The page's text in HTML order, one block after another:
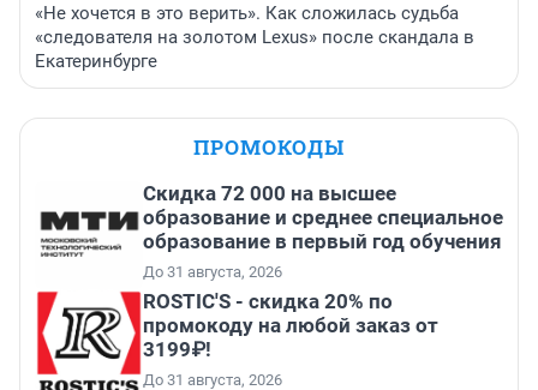
«Не хочется в это верить». Как сложилась судьба
«следователя на золотом Lexus» после скандала в
Екатеринбурге
ПРОМОКОДЫ
Скидка 72 000 на высшее
образование и среднее специальное
образование в первый год обучения
До 31 августа, 2026
ROSTIC'S - скидка 20% по
промокоду на любой заказ от
3199₽!
До 31 августа, 2026